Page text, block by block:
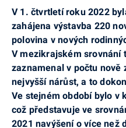
V 1. čtvrtletí roku 2022
zahájena výstavba 220
polovina v nových
V mezikrajském srovnání
zaznamenal v počtu nově
nejvyšší nárůst, a to
Ve stejném období bylo v
což představuje ve
2021 navýšení o více než